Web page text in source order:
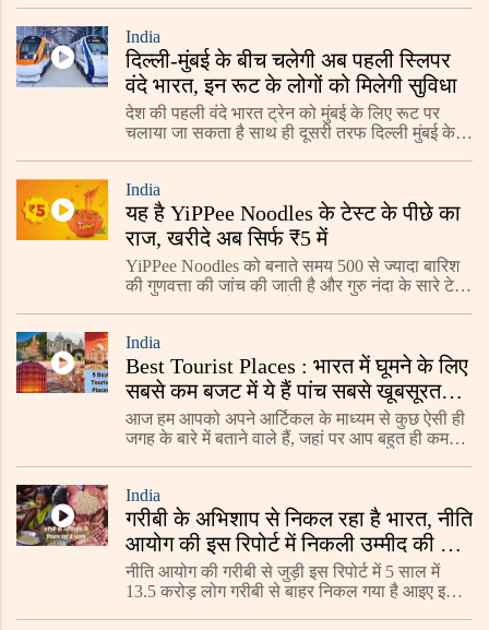
India
दिल्ली-मुंबई के बीच चलेगी अब पहली स्लिपर
वंदे भारत, इन रूट के लोगों को मिलेगी सुविधा
देश की पहली वंदे भारत ट्रेन को मुंबई के लिए रूट पर
चलाया जा सकता है साथ ही दूसरी तरफ दिल्ली मुंबई के
India
यह है YiPPee Noodles के टेस्ट के पीछे का
राज, खरीदे अब सिर्फ ₹5 में
YiPPee Noodles को बनाते समय 500 से ज्यादा बारिश
की गुणवत्ता की जांच की जाती है और गुरु नंदा के सारे टेस्ट
India
Best Tourist Places : भारत में घूमने के लिए
सबसे कम बजट में ये हैं पांच सबसे खूबसूरत
जगह
आज हम आपको अपने आर्टिकल के माध्यम से कुछ ऐसी ही
जगह के बारे में बताने वाले हैं, जहां पर आप बहुत ही कम
India
गरीबी के अभिशाप से निकल रहा है भारत, नीति
आयोग की इस रिपोर्ट में निकली उम्मीद की नई
राह
नीति आयोग की गरीबी से जुड़ी इस रिपोर्ट में 5 साल में
13.5 करोड़ लोग गरीबी से बाहर निकल गया है आइए इसके